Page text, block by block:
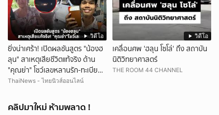
วิดีโอ
ยิ่งน่าเศร้า! เปิดผลชันสูตร "น้องฮ
ลุน" สาเหตุเสียชีวิตแท้จริง ด้าน
"คุณย่า" โชว์เลขหลานรัก-ทะเบียน
รถเคลื่อนร่าง!
ThaiNews - ไทยนิวส์ออนไลน์
วิดีโอ
เคลื่อนศพ 'ฮลุน โซโล่' ถึง สถาบัน
นิติวิทยาศาสตร์
THE ROOM 44 CHANNEL
คลิปมาใหม่ ห้ามพลาด !